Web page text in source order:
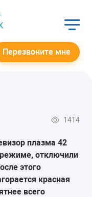
Перезвоните мне
1414
плазма 42
отключили
этого
красная
всего